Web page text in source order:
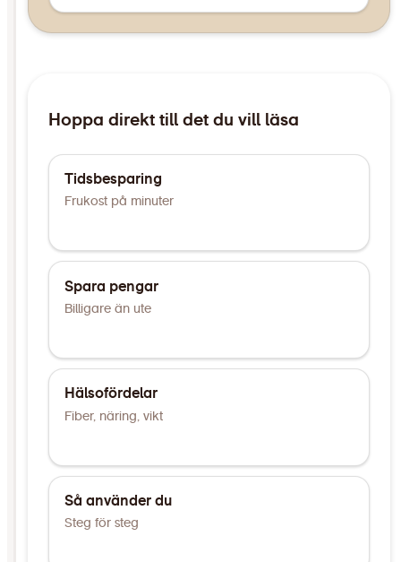
Hoppa direkt till det du vill läsa
Tidsbesparing
Frukost på minuter
Spara pengar
Billigare än ute
Hälsofördelar
Fiber, näring, vikt
Så använder du
Steg för steg